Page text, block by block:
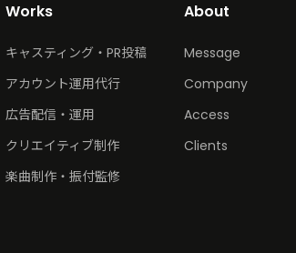
Works
キャスティング・PR投稿
アカウント運用代行
広告配信・運用
クリエイティブ制作
楽曲制作・振付監修
About
Message
Company
Access
Clients